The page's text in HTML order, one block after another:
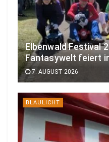
Elbenwald Festival
Fantasywelt feiert
7. AUGUST 2026
BLAULICHT